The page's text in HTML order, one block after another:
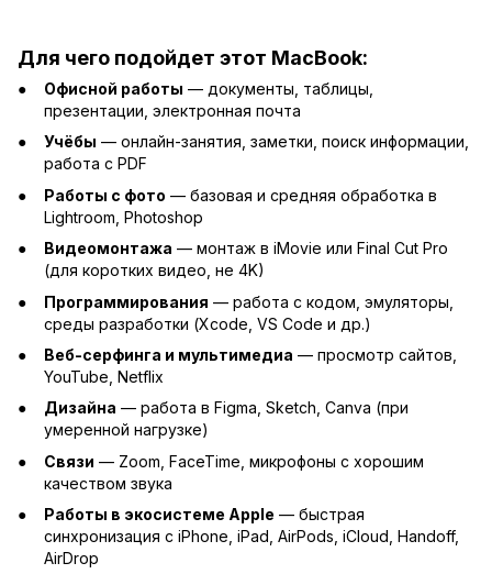
Для чего подойдет этот MacBook:
Офисной работы — документы, таблицы,
презентации, электронная почта
Учёбы — онлайн-занятия, заметки, поиск информации,
работа с PDF
Работы с фото — базовая и средняя обработка в
Lightroom, Photoshop
Видеомонтажа — монтаж в iMovie или Final Cut Pro
(для коротких видео, не 4K)
Программирования — работа с кодом, эмуляторы,
среды разработки (Xcode, VS Code и др.)
Веб-серфинга и мультимедиа — просмотр сайтов,
YouTube, Netflix
Дизайна — работа в Figma, Sketch, Canva (при
умеренной нагрузке)
Связи — Zoom, FaceTime, микрофоны с хорошим
качеством звука
Работы в экосистеме Apple — быстрая
синхронизация с iPhone, iPad, AirPods, iCloud, Handoff,
AirDrop